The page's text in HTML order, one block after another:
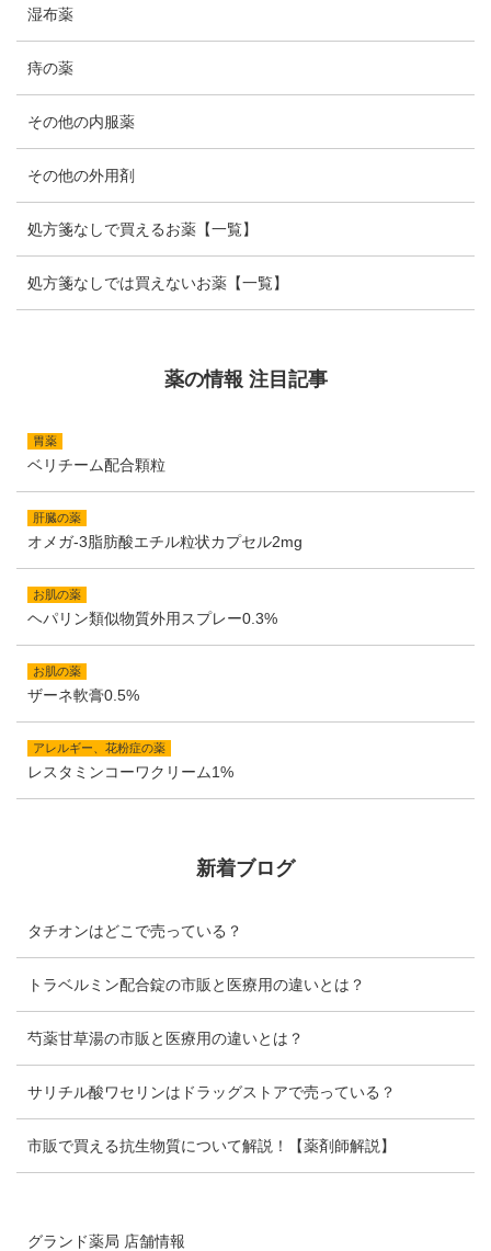
湿布薬
痔の薬
その他の内服薬
その他の外用剤
処方箋なしで買えるお薬【一覧】
処方箋なしでは買えないお薬【一覧】
薬の情報 注目記事
胃薬
ベリチーム配合顆粒
肝臓の薬
オメガ-3脂肪酸エチル粒状カプセル2mg
お肌の薬
ヘパリン類似物質外用スプレー0.3%
お肌の薬
ザーネ軟膏0.5%
アレルギー、花粉症の薬
レスタミンコーワクリーム1%
新着ブログ
タチオンはどこで売っている？
トラベルミン配合錠の市販と医療用の違いとは？
芍薬甘草湯の市販と医療用の違いとは？
サリチル酸ワセリンはドラッグストアで売っている？
市販で買える抗生物質について解説！【薬剤師解説】
グランド薬局 店舗情報